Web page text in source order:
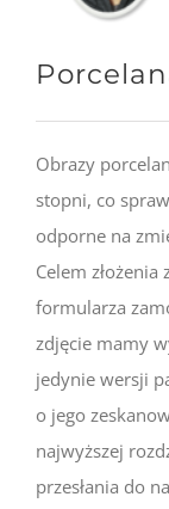
Obrazy
stopni, co
odporne na
Celem
formularza
zdjęcie mamy
jedynie wersji
o jego
najwyższej
przesłania do